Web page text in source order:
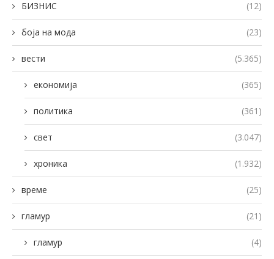
БИЗНИС (12)
боја на мода (23)
вести (5.365)
економија (365)
политика (361)
свет (3.047)
хроника (1.932)
време (25)
гламур (21)
гламур (4)